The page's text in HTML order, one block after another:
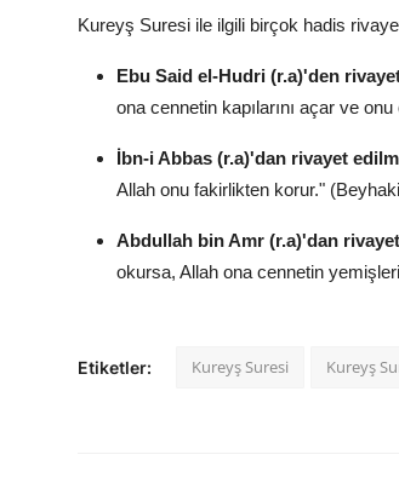
Kureyş Suresi ile ilgili birçok hadis
Ebu Said el-Hudri (r.a)'den
ona cennetin kapılarını açar ve
İbn-i Abbas (r.a)'dan rivayet
Allah onu fakirlikten korur."
Abdullah bin Amr (r.a)'dan
okursa, Allah ona cennetin
Etiketler: Kureyş Suresi Kureyş